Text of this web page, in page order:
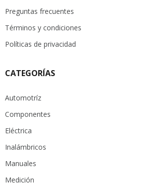
Preguntas frecuentes
Términos y condiciones
Políticas de privacidad
CATEGORÍAS
Automotríz
Componentes
Eléctrica
Inalámbricos
Manuales
Medición